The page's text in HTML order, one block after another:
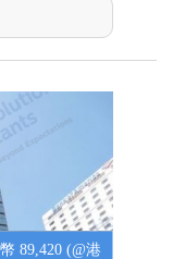
89,420 (@港